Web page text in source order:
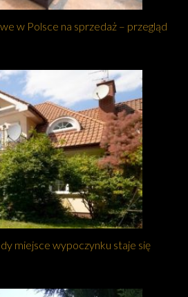
w Polsce na sprzedaż – przegląd
miejsce wypoczynku staje się